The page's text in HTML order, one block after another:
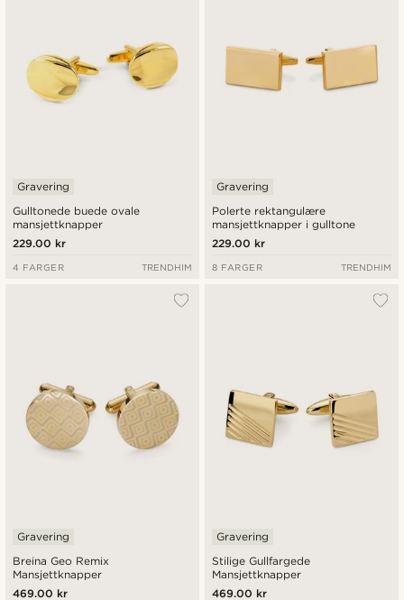
Gulltonede buede ovale
mansjettknapper
Gravering
229.00 kr
4 FARGER TRENDHIM
Polerte rektangulære
mansjettknapper i gulltone
Gravering
229.00 kr
8 FARGER TRENDHIM
Breina Geo Remix
Mansjettknapper
Gravering
469.00 kr
Stilige Gullfargede
Mansjettknapper
Gravering
469.00 kr